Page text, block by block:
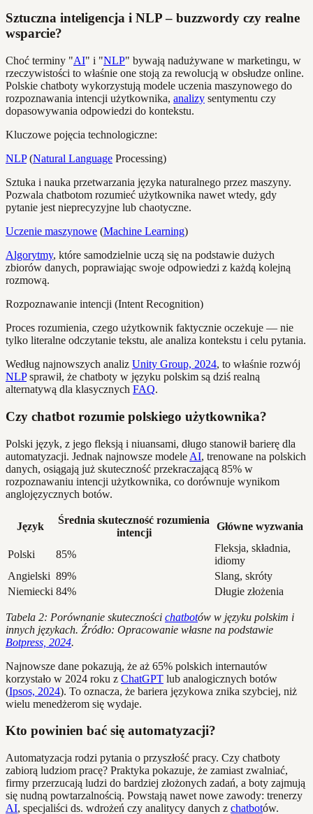
Sztuczna inteligencja i NLP – buzzwordy czy realne
wsparcie?
Choć terminy "AI" i "NLP" bywają nadużywane w marketingu, w
rzeczywistości to właśnie one stoją za rewolucją w obsłudze online.
Polskie chatboty wykorzystują modele uczenia maszynowego do
rozpoznawania intencji użytkownika, analizy sentymentu czy
dopasowywania odpowiedzi do kontekstu.
Kluczowe pojęcia technologiczne:
NLP(Natural Language Processing)
Sztuka i nauka przetwarzania języka naturalnego przez maszyny.
Pozwala chatbotom rozumieć użytkownika nawet wtedy, gdy
pytanie jest nieprecyzyjne lub chaotyczne.
Uczenie maszynowe (Machine Learning)
Algorytmy, które samodzielnie uczą się na podstawie dużych
zbiorów danych, poprawiając swoje odpowiedzi z każdą kolejną
rozmową.
Rozpoznawanie intencji (Intent Recognition)
Proces rozumienia, czego użytkownik faktycznie oczekuje — nie
tylko literalne odczytanie tekstu, ale analiza kontekstu i celu pytania.
Według najnowszych analiz Unity Group, 2024, to właśnie rozwój
NLPsprawił, że chatboty w języku polskim są dziś realną
alternatywą dla klasycznych FAQ.
Czy chatbot rozumie polskiego użytkownika?
Polski język, z jego fleksją i niuansami, długo stanowił barierę dla
automatyzacji. Jednak najnowsze modele AI, trenowane na polskich
danych, osiągają już skuteczność przekraczającą 85% w
rozpoznawaniu intencji użytkownika, co dorównuje wynikom
anglojęzycznych botów.
Język
Średnia skuteczność rozumienia
intencji
Główne wyzwania
Polski 85%
Fleksja, składnia,
idiomy
Angielski 89%
Slang, skróty
Niemiecki 84% Długie złożenia
Tabela 2: Porównanie skuteczności chatbotów w języku polskim i
innych językach. Źródło: Opracowanie własne na podstawie
Botpress, 2024.
Najnowsze dane pokazują, że aż 65% polskich internautów
korzystało w 2024 roku z ChatGPT lub analogicznych botów
(Ipsos, 2024). To oznacza, że bariera językowa znika szybciej, niż
wielu menedżerom się wydaje.
Kto powinien bać się automatyzacji?
Automatyzacja rodzi pytania o przyszłość pracy. Czy chatboty
zabiorą ludziom pracę? Praktyka pokazuje, że zamiast zwalniać,
firmy przerzucają ludzi do bardziej złożonych zadań, a boty zajmują
się nudną powtarzalnością. Powstają nawet nowe zawody: trenerzy
AI, specjaliści ds. wdrożeń czy analitycy danych z chatbotów.